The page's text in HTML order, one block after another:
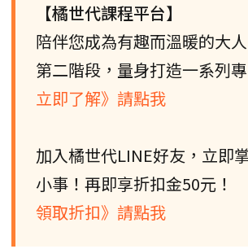
【橘世代課程平台】
陪伴您成為有趣而溫暖的大
第二階段，量身打造一系列專
立即了解》請點我
加入橘世代LINE好友，立即
小事！再即享折扣金50元！
領取折扣》請點我